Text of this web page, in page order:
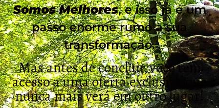
Somos Melhores, e isso já é um
passo enorme rumo à sua
transformação.
Mas antes de concluir, você tem
acesso a uma oferta exclusiva que
nunca mais verá em outro lugar!